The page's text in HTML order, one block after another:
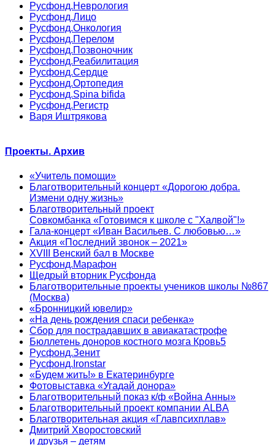
Русфонд.Неврология
Русфонд.Лицо
Русфонд.Онкология
Русфонд.Перелом
Русфонд.Позвоночник
Русфонд.Реабилитация
Русфонд.Сердце
Русфонд.Ортопедия
Русфонд.Spina bifida
Русфонд.Регистр
Варя Иштрякова
Проекты. Архив
«Учитель помощи»
Благотворительный концерт «Дорогою добра.
Измени одну жизнь»
Благотворительный проект
Совкомбанка «Готовимся к школе с "Халвой"!»
Гала-концерт «Иван Васильев. С любовью…»
Акция «Последний звонок – 2021»
XVIII Венский бал в Москве
Русфонд.Марафон
Щедрый вторник Русфонда
Благотворительные проекты учеников школы №867
(Москва)
«Бронницкий ювелир»
«На день рождения спаси ребенка»
Сбор для пострадавших в авиакатастрофе
Бюллетень доноров костного мозга Кровь5
Русфонд.Зенит
Русфонд.Ironstar
«Будем жить!» в Екатеринбурге
Фотовыставка «Угадай донора»
Благотворительный показ к/ф «Война Анны»
Благотворительный проект компании ALBA
Благотворительная акция «Главпсихплав»
Дмитрий Хворостовский
и друзья – детям